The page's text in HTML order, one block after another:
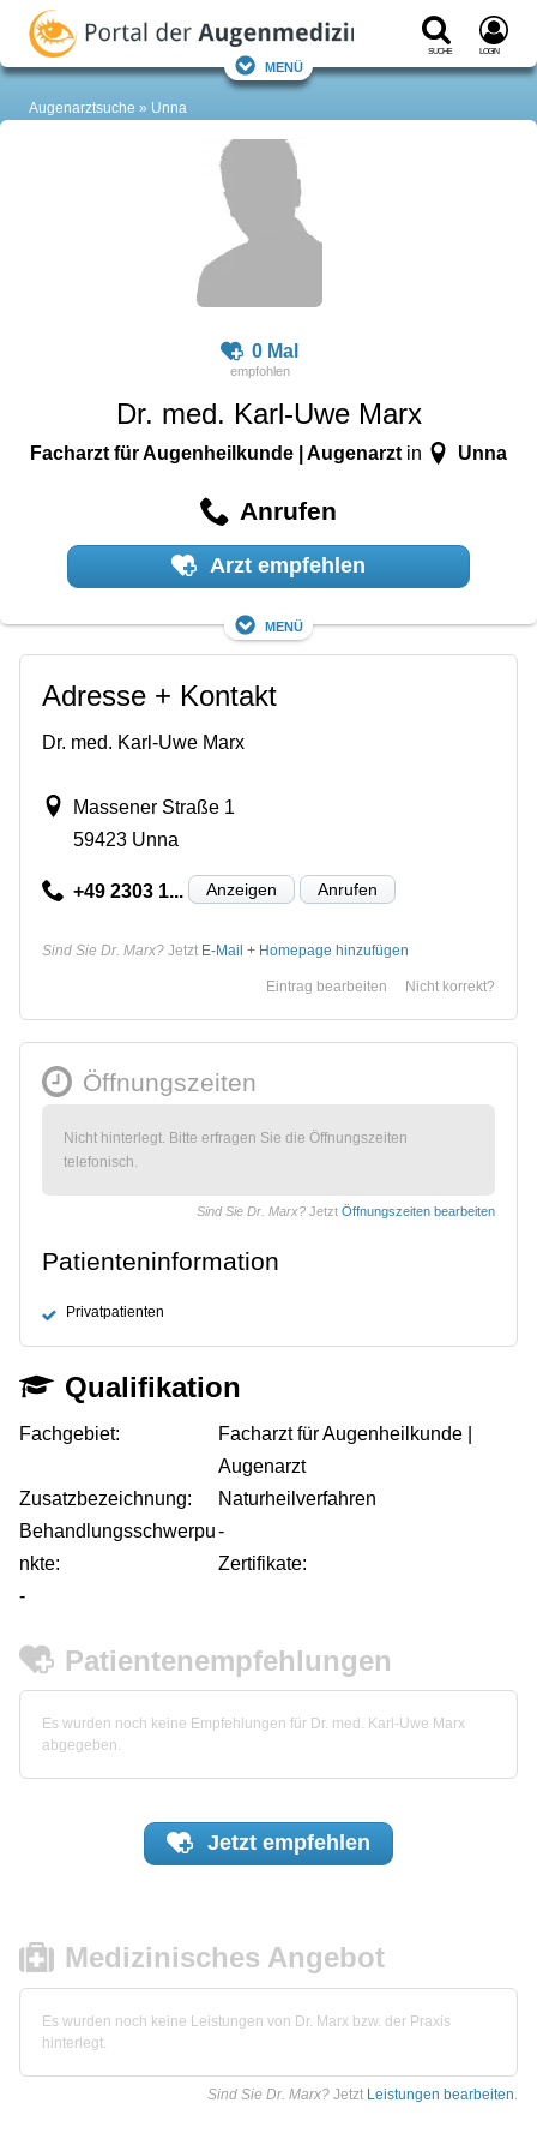
Suche Login
Menü
Augenarztsuche Unna
0 Mal
Dr. med. Karl-Uwe Marx
Facharzt für Augenheilkunde | Augenarzt in Unna
Anrufen
Arzt empfehlen
Menü
Adresse + Kontakt
Dr. med. Karl-Uwe Marx
Massener Straße 1
59423 Unna
+49 2303 1... Anzeigen Anrufen
Sind Sie Dr. Marx? Jetzt E-Mail + Homepage hinzufügen
Nicht korrekt?
Eintrag bearbeiten
Öffnungszeiten
Nicht hinterlegt. Bitte erfragen Sie die Öffnungszeiten
telefonisch.
Sind Sie Dr. Marx? Jetzt Öffnungszeiten bearbeiten
Patienteninformation
Privatpatienten
Qualifikation
Fachgebiet:
Facharzt für Augenheilkunde |
Augenarzt
Zusatzbezeichnung:
Naturheilverfahren
Behandlungsschwerpu
nkte:
-
Zertifikate:
-
Patientenempfehlungen
Es wurden noch keine Empfehlungen für Dr. med. Karl-Uwe Marx
abgegeben.
Jetzt empfehlen
Medizinisches Angebot
Es wurden noch keine Leistungen von Dr. Marx bzw. der Praxis
hinterlegt.
Sind Sie Dr. Marx? Jetzt Leistungen bearbeiten.